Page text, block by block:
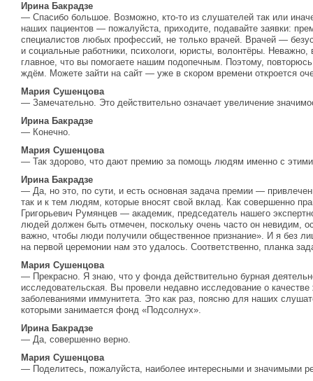
Ирина Бакрадзе
— Спасибо большое. Возможно, кто-то из слушателей так или
наших пациентов — пожалуйста, приходите, подавайте заявки:
специалистов любых профессий, не только врачей. Врачей —
и социальные работники, психологи, юристы, волонтёры. Неважно,
главное, что вы помогаете нашим подопечным. Поэтому,
ждём. Можете зайти на сайт — уже в скором времени откроется
Мария Сушенцова
— Замечательно. Это действительно означает увеличение
Ирина Бакрадзе
— Конечно.
Мария Сушенцова
— Так здорово, что дают премию за помощь людям именно с
Ирина Бакрадзе
— Да, но это, по сути, и есть основная задача премии —
так и к тем людям, которые вносят свой вклад. Как совершенно
Григорьевич Румянцев — академик, председатель нашего
людей должен быть отмечен, поскольку очень часто он невидим,
важно, чтобы люди получили общественное признание». И я без
на первой церемонии нам это удалось. Соответственно, планка
Мария Сушенцова
— Прекрасно. Я знаю, что у фонда действительно бурная
исследовательская. Вы провели недавно исследование о
заболеваниями иммунитета. Это как раз, поясню для наших
которыми занимается фонд «Подсолнух».
Ирина Бакрадзе
— Да, совершенно верно.
Мария Сушенцова
— Поделитесь, пожалуйста, наиболее интересными и значимыми